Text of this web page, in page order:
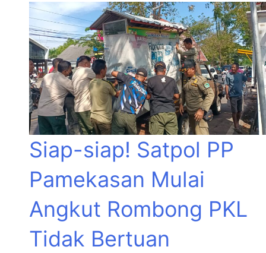
Siap-siap! Satpol PP
Pamekasan Mulai
Angkut Rombong PKL
Tidak Bertuan